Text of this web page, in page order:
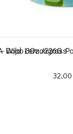
Wild Lemongrass
Dopo 8Oz./226G
Prix